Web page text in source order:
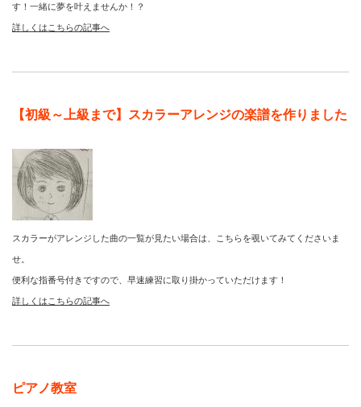
す！一緒に夢を叶えませんか！？
詳しくはこちらの記事へ
【初級～上級まで】スカラーアレンジの楽譜を作りました
スカラーがアレンジした曲の一覧が見たい場合は、こちらを覗いてみてくださいま
せ。
便利な指番号付きですので、早速練習に取り掛かっていただけます！
詳しくはこちらの記事へ
ピアノ教室